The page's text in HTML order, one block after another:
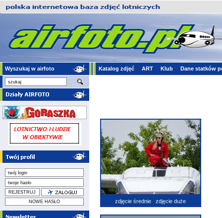
Wyszukaj w airfoto Katalog zdjęć ART Klub Dane statków
zdjęcie średnie zdjęcie duże